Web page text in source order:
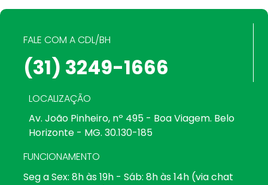
FALE COM A CDL/BH
(31) 3249-1666
LOCALIZAÇÃO
Av. João Pinheiro, nº 495 - Boa Viagem. Belo
Horizonte - MG. 30.130-185
FUNCIONAMENTO
Seg a Sex: 8h às 19h - Sáb: 8h às 14h (via chat